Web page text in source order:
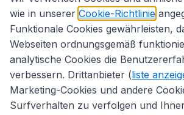
wie in unserer Cookie-Richtlinie
Funktionale Cookies gewährleisten,
Webseiten ordnungsgemäß
analytische Cookies die
verbessern. Drittanbieter (liste
Marketing-Cookies und andere
Surfverhalten zu verfolgen und